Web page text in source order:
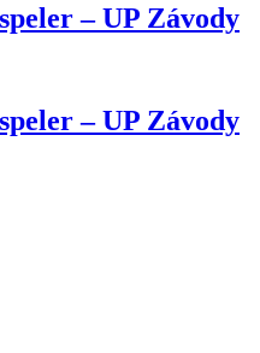
– UP Závody
– UP Závody